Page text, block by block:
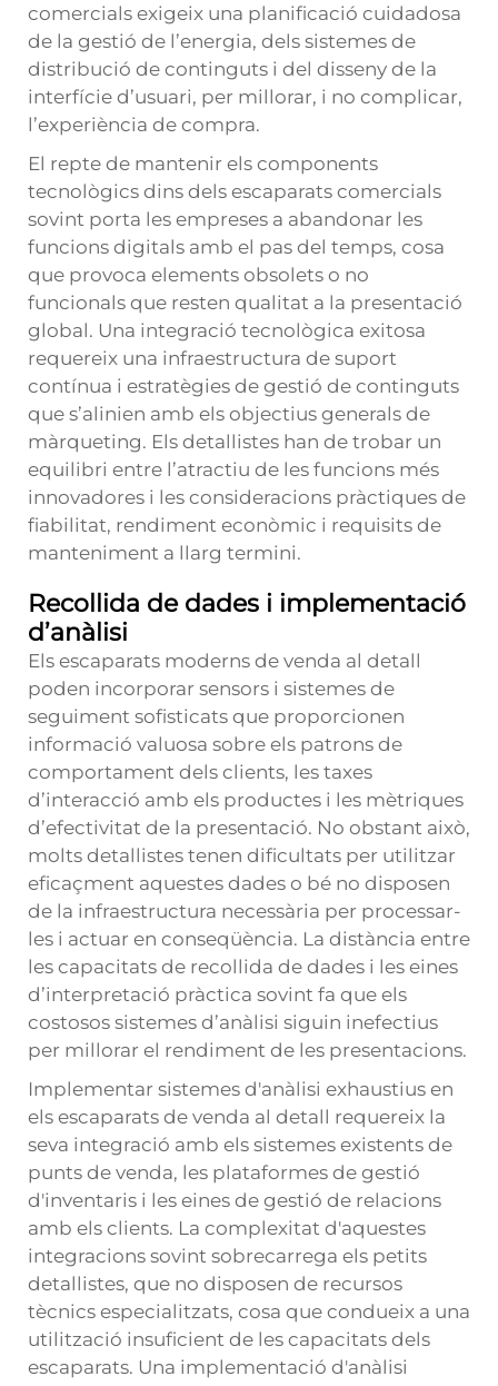
comercials exigeix una planificació cuidadosa
de la gestió de l’energia, dels sistemes de
distribució de continguts i del disseny de la
interfície d’usuari, per millorar, i no complicar,
l’experiència de compra.
El repte de mantenir els components
tecnològics dins dels escaparats comercials
sovint porta les empreses a abandonar les
funcions digitals amb el pas del temps, cosa
que provoca elements obsolets o no
funcionals que resten qualitat a la presentació
global. Una integració tecnològica exitosa
requereix una infraestructura de suport
contínua i estratègies de gestió de continguts
que s’alinien amb els objectius generals de
màrqueting. Els detallistes han de trobar un
equilibri entre l’atractiu de les funcions més
innovadores i les consideracions pràctiques de
fiabilitat, rendiment econòmic i requisits de
manteniment a llarg termini.
Recollida de dades i implementació
d’anàlisi
Els escaparats moderns de venda al detall
poden incorporar sensors i sistemes de
seguiment sofisticats que proporcionen
informació valuosa sobre els patrons de
comportament dels clients, les taxes
d’interacció amb els productes i les mètriques
d’efectivitat de la presentació. No obstant això,
molts detallistes tenen dificultats per utilitzar
eficaçment aquestes dades o bé no disposen
de la infraestructura necessària per processar-
les i actuar en conseqüència. La distància entre
les capacitats de recollida de dades i les eines
d’interpretació pràctica sovint fa que els
costosos sistemes d’anàlisi siguin inefectius
per millorar el rendiment de les presentacions.
Implementar sistemes d'anàlisi exhaustius en
els escaparats de venda al detall requereix la
seva integració amb els sistemes existents de
punts de venda, les plataformes de gestió
d'inventaris i les eines de gestió de relacions
amb els clients. La complexitat d'aquestes
integracions sovint sobrecarrega els petits
detallistes, que no disposen de recursos
tècnics especialitzats, cosa que condueix a una
utilització insuficient de les capacitats dels
escaparats. Una implementació d'anàlisi